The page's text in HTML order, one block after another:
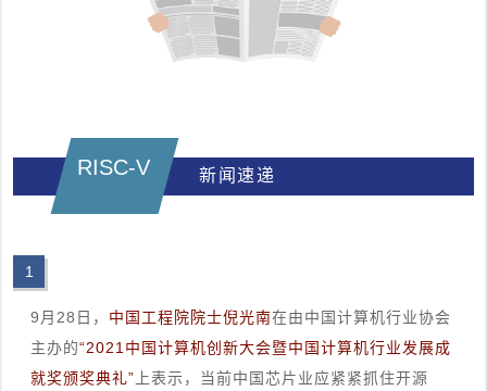
RISC-V 新闻速递
1
9月28日， 中国工程院院士倪光南在由中国计算机行业协会
主办的“2021中国计算机创新大会暨中国计算机行业发展成
就奖颁奖典礼” 上表示，当前中国芯片业应紧紧抓住开源